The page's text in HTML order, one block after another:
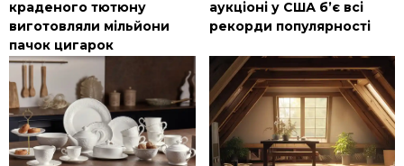
краденого тютюну
виготовляли мільйони
пачок цигарок
аукціоні у США б’є всі
рекорди популярності